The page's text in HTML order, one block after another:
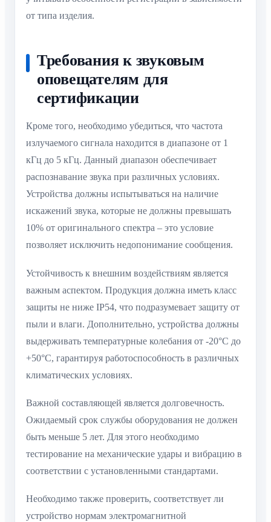
от типа изделия.
Требования к звуковым
оповещателям для
сертификации
Кроме того, необходимо убедиться, что частота
излучаемого сигнала находится в диапазоне от 1
кГц до 5 кГц. Данный диапазон обеспечивает
распознавание звука при различных условиях.
Устройства должны испытываться на наличие
искажений звука, которые не должны превышать
10% от оригинального спектра – это условие
позволяет исключить недопонимание сообщения.
Устойчивость к внешним воздействиям является
важным аспектом. Продукция должна иметь класс
защиты не ниже IP54, что подразумевает защиту от
пыли и влаги. Дополнительно, устройства должны
выдерживать температурные колебания от -20°С до
+50°С, гарантируя работоспособность в различных
климатических условиях.
Важной составляющей является долговечность.
Ожидаемый срок службы оборудования не должен
быть меньше 5 лет. Для этого необходимо
тестирование на механические удары и вибрацию в
соответствии с установленными стандартами.
Необходимо также проверить, соответствует ли
устройство нормам электромагнитной